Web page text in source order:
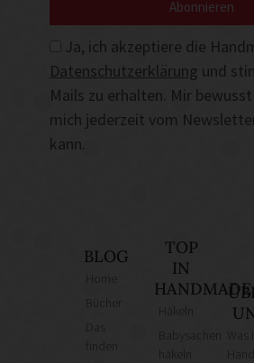
Ja, ich akzeptiere die
Datenschutzerklärung und
Mails zu erhalten. Mir
mich jederzeit vom
kann.
Abonnieren
BLOG
finden
TOP
IN
HANDMADE
Was